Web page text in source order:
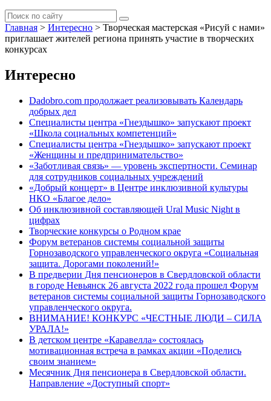
Главная > Интересно > Творческая мастерская «Рисуй с нами»
приглашает жителей региона принять участие в творческих
конкурсах
Интересно
Dadobro.com продолжает реализовывать Календарь
добрых дел
Специалисты центра «Гнездышко» запускают проект
«Школа социальных компетенций»
Специалисты центра «Гнездышко» запускают проект
«Женщины и предпринимательство»
«Заботливая связь» — уровень экспертности. Семинар
для сотрудников социальных учреждений
«Добрый концерт» в Центре инклюзивной культуры
НКО «Благое дело»
Об инклюзивной составляющей Ural Music Night в
цифрах
Творческие конкурсы о Родном крае
Форум ветеранов системы социальной защиты
Горнозаводского управленческого округа «Социальная
защита. Дорогами поколений!»
В предверии Дня пенсионеров в Свердловской области
в городе Невьянск 26 августа 2022 года прошел Форум
ветеранов системы социальной защиты Горнозаводского
управленческого округа.
ВНИМАНИЕ! КОНКУРС «ЧЕСТНЫЕ ЛЮДИ – СИЛА
УРАЛА!»
В детском центре «Каравелла» состоялась
мотивационная встреча в рамках акции «Поделись
своим знанием»
Месячник Дня пенсионера в Свердловской области.
Направление «Доступный спорт»